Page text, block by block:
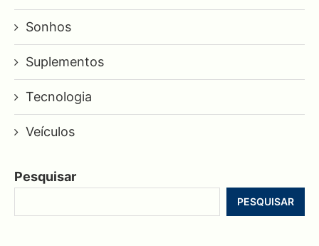
Sonhos
Suplementos
Tecnologia
Veículos
Pesquisar
PESQUISAR